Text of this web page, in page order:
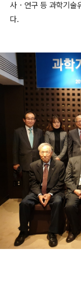
사・연구 등 과학기술
다.